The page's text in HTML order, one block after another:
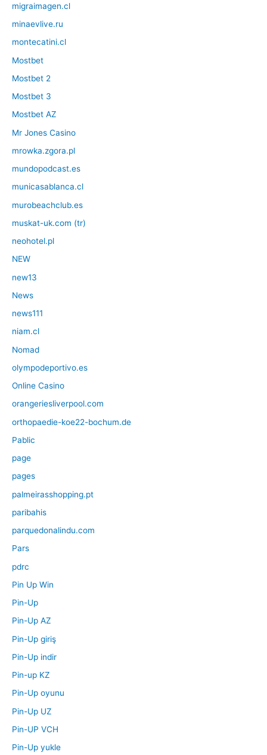
migraimagen.cl
minaevlive.ru
montecatini.cl
Mostbet
Mostbet 2
Mostbet 3
Mostbet AZ
Mr Jones Casino
mrowka.zgora.pl
mundopodcast.es
municasablanca.cl
murobeachclub.es
muskat-uk.com (tr)
neohotel.pl
NEW
new13
News
news111
niam.cl
Nomad
olympodeportivo.es
Online Casino
orangeriesliverpool.com
orthopaedie-koe22-bochum.de
Pablic
page
pages
palmeirasshopping.pt
paribahis
parquedonalindu.com
Pars
pdrc
Pin Up Win
Pin-Up
Pin-Up AZ
Pin-Up giriş
Pin-Up indir
Pin-up KZ
Pin-Up oyunu
Pin-Up UZ
Pin-UP VCH
Pin-Up yukle